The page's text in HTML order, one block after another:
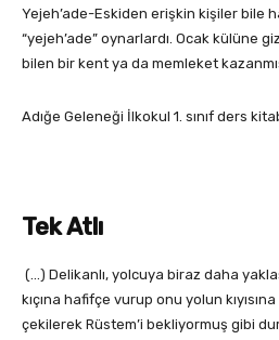
Yejeh’ade-Eskiden erişkin kişiler bile
“yejeh’ade” oynarlardı. Ocak külüne
bilen bir kent ya da memleket kazanmış
Adığe Geleneği İlkokul 1. sınıf ders
Tek Atlı
(…) Delikanlı, yolcuya biraz daha
kıçına hafifçe vurup onu yolun
çekilerek Rüstem’i bekliyormuş gibi